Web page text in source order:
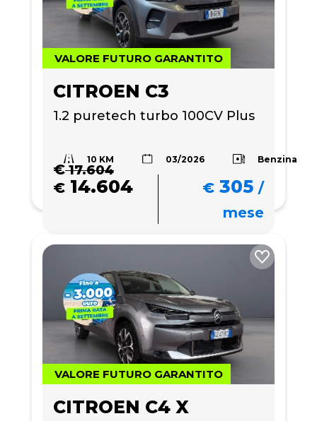
VALORE FUTURO GARANTITO
CITROEN C3
1.2 puretech turbo 100CV Plus
10 KM 03/2026 Benzina
€17.604
€ 14.604 € 305 /
mese
VALORE FUTURO GARANTITO
CITROEN C4 X